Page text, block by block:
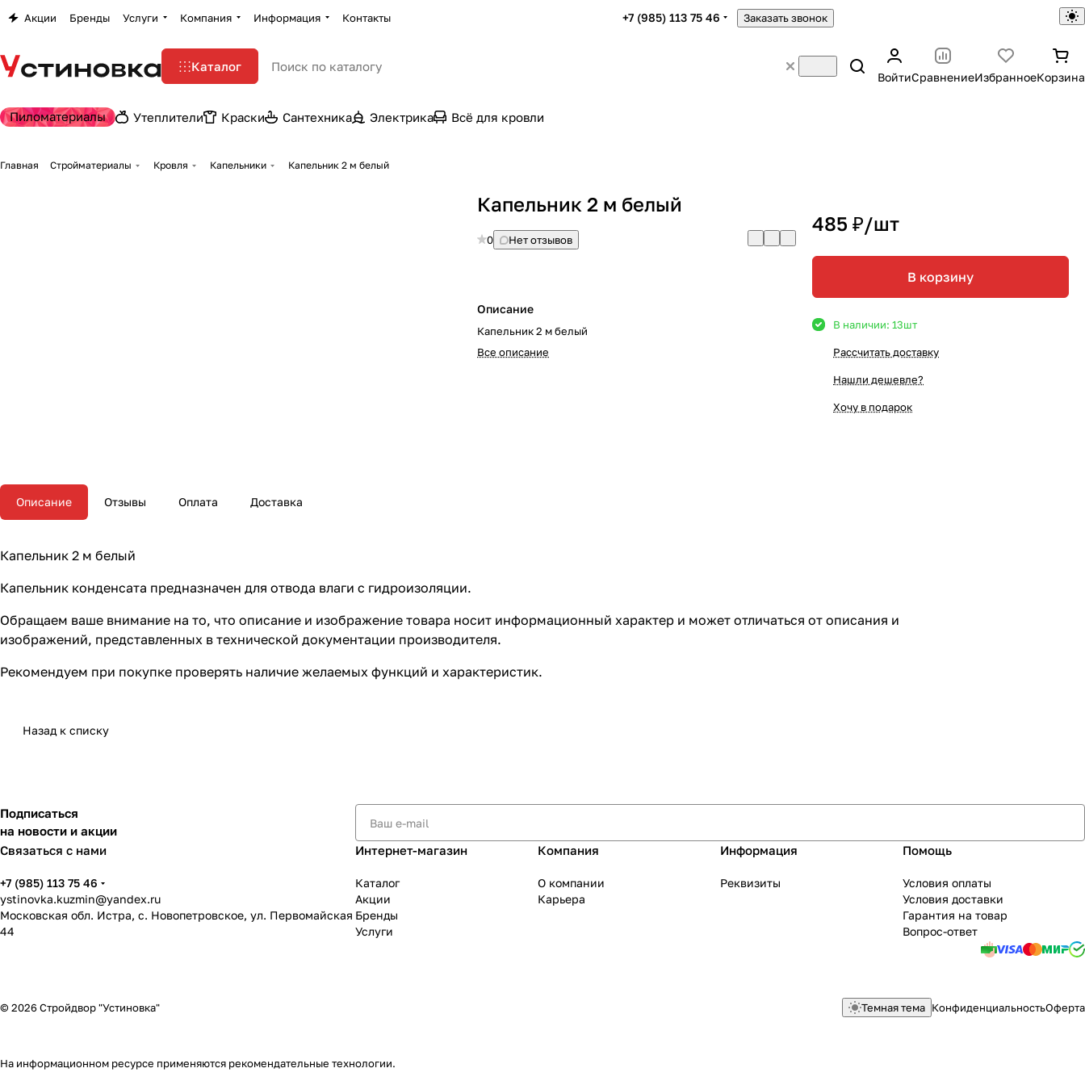
Акции Бренды Услуги Компания Информация Контакты +7 (985) 113 75 46 Заказать звонок
Каталог
ВойтиСравнениеИзбранноеКорзина
Пиломатериалы Утеплители Краски Сантехника Электрика Всё для кровли
Главная Стройматериалы Кровля Капельники Капельник 2 м белый
Капельник 2 м белый
0 Нет отзывов
Описание
Капельник 2 м белый
Все описание
485 ₽/шт
В корзину
В наличии: 13шт
Рассчитать доставку
Нашли дешевле?
Хочу в подарок
Описание Отзывы Оплата Доставка
Капельник 2 м белый
Капельник конденсата предназначен для отвода влаги c гидроизоляции.
Обращаем ваше внимание на то, что описание и изображение товара носит информационный характер и может отличаться от описания и
изображений, представленных в технической документации производителя.
Рекомендуем при покупке проверять наличие желаемых функций и характеристик.
Назад к списку
Подписаться
на новости и акции
Связаться с нами
+7 (985) 113 75 46
ystinovka.kuzmin@yandex.ru
Московская обл. Истра, с. Новопетровское, ул. Первомайская
44
Интернет-магазин
Каталог
Акции
Бренды
Услуги
Компания
О компании
Карьера
Информация
Реквизиты
Помощь
Условия оплаты
Условия доставки
Гарантия на товар
Вопрос-ответ
© 2026 Стройдвор "Устиновка" Темная тема КонфиденциальностьОферта
На информационном ресурсе применяются рекомендательные технологии.